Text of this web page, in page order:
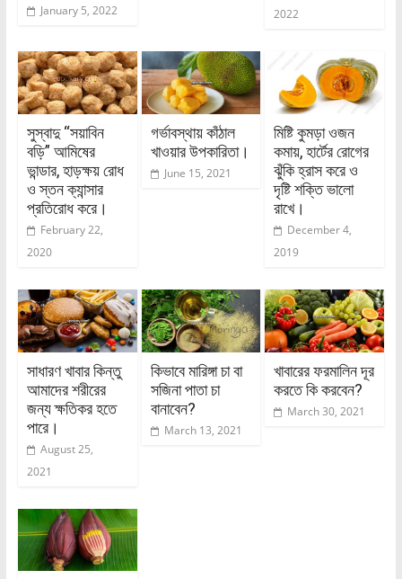
January 5, 2022
2022
সুস্বাদু “সয়াবিন
বড়ি” আমিষের
ভান্ডার, হাড়ক্ষয় রোধ
ও স্তন ক্যান্সার
প্রতিরোধ করে।
February 22,
2020
গর্ভাবস্থায় কাঁঠাল
খাওয়ার উপকারিতা।
June 15, 2021
মিষ্টি কুমড়া ওজন
কমায়, হার্টের রোগের
ঝুঁকি হ্রাস করে ও
দৃষ্টি শক্তি ভালো
রাখে।
December 4,
2019
সাধারণ খাবার কিন্তু
আমাদের শরীরের
জন্য ক্ষতিকর হতে
পারে।
August 25,
2021
কিভাবে মারিঙ্গা চা বা
সজিনা পাতা চা
বানাবেন?
March 13, 2021
খাবারের ফরমালিন দূর
করতে কি করবেন?
March 30, 2021